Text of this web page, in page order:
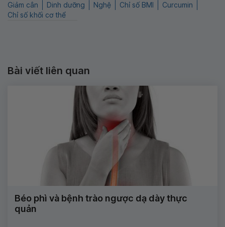
Giảm cân Dinh dưỡng Nghệ Chỉ số BMI
Curcumin
Chỉ số khối cơ thể
Bài viết liên quan
Béo phì và bệnh trào ngược dạ dày thực
quản